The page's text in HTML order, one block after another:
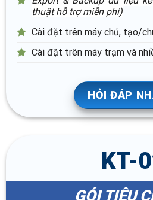
thuật hỗ trợ miễn phí)
Cài đặt trên máy chủ, tạo/
Cài đặt trên máy trạm và
HỎI ĐÁP
KT-
GÓI TIÊU